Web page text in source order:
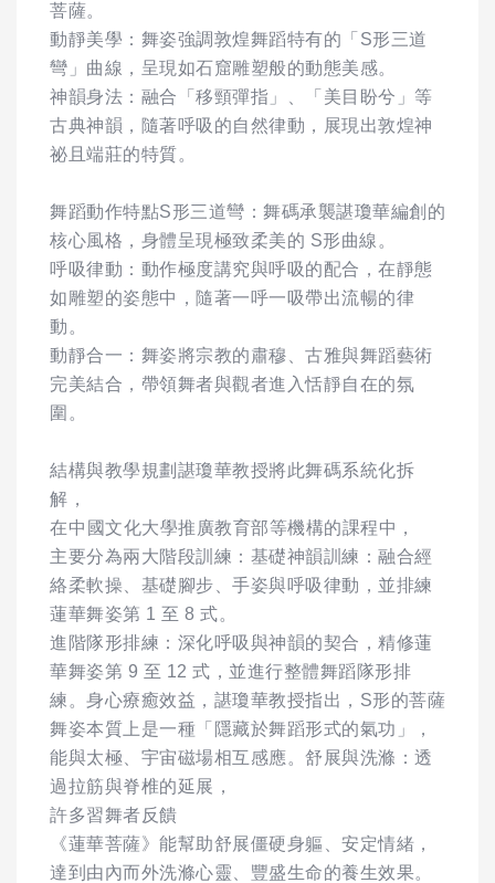
菩薩。
動靜美學：舞姿強調敦煌舞蹈特有的「S形三道
彎」曲線，呈現如石窟雕塑般的動態美感。
神韻身法：融合「移頸彈指」、「美目盼兮」等
古典神韻，隨著呼吸的自然律動，展現出敦煌神
祕且端莊的特質。
舞蹈動作特點S形三道彎：舞碼承襲諶瓊華編創的
核心風格，身體呈現極致柔美的 S形曲線。
呼吸律動：動作極度講究與呼吸的配合，在靜態
如雕塑的姿態中，隨著一呼一吸帶出流暢的律
動。
動靜合一：舞姿將宗教的肅穆、古雅與舞蹈藝術
完美結合，帶領舞者與觀者進入恬靜自在的氛
圍。
結構與教學規劃諶瓊華教授將此舞碼系統化拆
解，
在⁠中國文化大學推廣教育部等機構的課程中，
主要分為兩大階段訓練：基礎神韻訓練：融合經
絡柔軟操、基礎腳步、手姿與呼吸律動，並排練
蓮華舞姿第 1 至 8 式。
進階隊形排練：深化呼吸與神韻的契合，精修蓮
華舞姿第 9 至 12 式，並進行整體舞蹈隊形排
練。身心療癒效益，諶瓊華教授指出，S形的菩薩
舞姿本質上是一種「隱藏於舞蹈形式的氣功」，
能與太極、宇宙磁場相互感應。舒展與洗滌：透
過拉筋與脊椎的延展，
許多習舞者反饋
《蓮華菩薩》能幫助舒展僵硬身軀、安定情緒，
達到由內而外洗滌心靈、豐盛生命的養生效果。